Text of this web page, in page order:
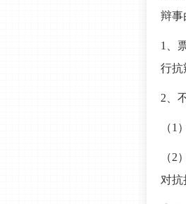
辩事
1、
行抗
2、
（1
（2
对抗